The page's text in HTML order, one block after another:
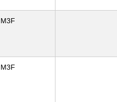
M3F
M3F